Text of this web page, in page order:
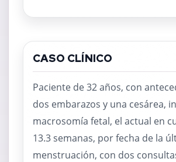
CASO CLÍNICO
Paciente de 32 años, con
dos embarazos y una cesárea,
macrosomía fetal, el actual en
13.3 semanas, por fecha de la
menstruación, con dos